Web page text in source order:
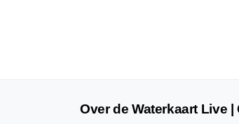
Over de Waterkaart Live |